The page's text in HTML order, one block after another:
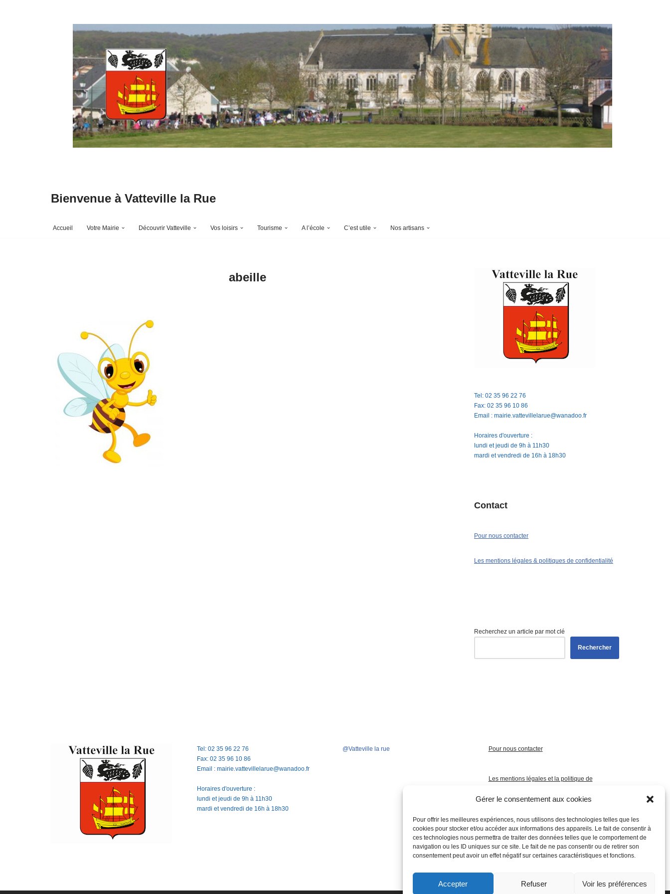
Gérer le consentement aux cookies
Pour offrir les meilleures expériences, nous utilisons des technologies telles que les
cookies pour stocker et/ou accéder aux informations des appareils. Le fait de consentir à
ces technologies nous permettra de traiter des données telles que le comportement de
navigation ou les ID uniques sur ce site. Le fait de ne pas consentir ou de retirer son
consentement peut avoir un effet négatif sur certaines caractéristiques et fonctions.
Accepter Refuser Voir les préférences
Bienvenue à Vatteville la Rue
Accueil Votre Mairie Découvrir Vatteville Vos loisirs Tourisme A l’école C’est utile Nos artisans
abeille
Tel: 02 35 96 22 76
Fax: 02 35 96 10 86
Email : mairie.vattevillelarue@wanadoo.fr
Horaires d'ouverture :
lundi et jeudi de 9h à 11h30
mardi et vendredi de 16h à 18h30
Contact
Pour nous contacter
Les mentions légales & politiques de confidentialité
Recherchez un article par mot clé
Rechercher
Tel: 02 35 96 22 76
Fax: 02 35 96 10 86
Email : mairie.vattevillelarue@wanadoo.fr
Horaires d'ouverture :
lundi et jeudi de 9h à 11h30
mardi et vendredi de 16h à 18h30
@Vatteville la rue Pour nous contacter
Les mentions légales et la politique de